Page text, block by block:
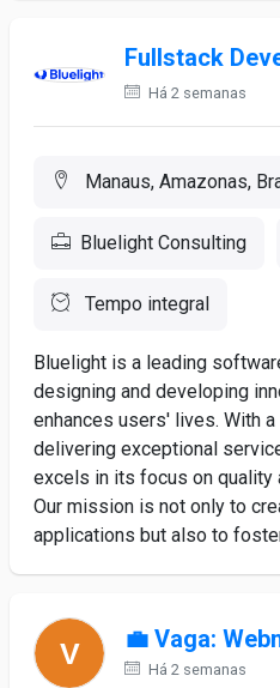
Fullstack
Há 2 semanas
Manaus, Amazonas,
Bluelight Consulting
Tempo integral
Bluelight is a leading
designing and developing
enhances users' lives. With
delivering exceptional
excels in its focus on quality
Our mission is not only to
applications but also to
💼 Vaga:
Há 2 semanas